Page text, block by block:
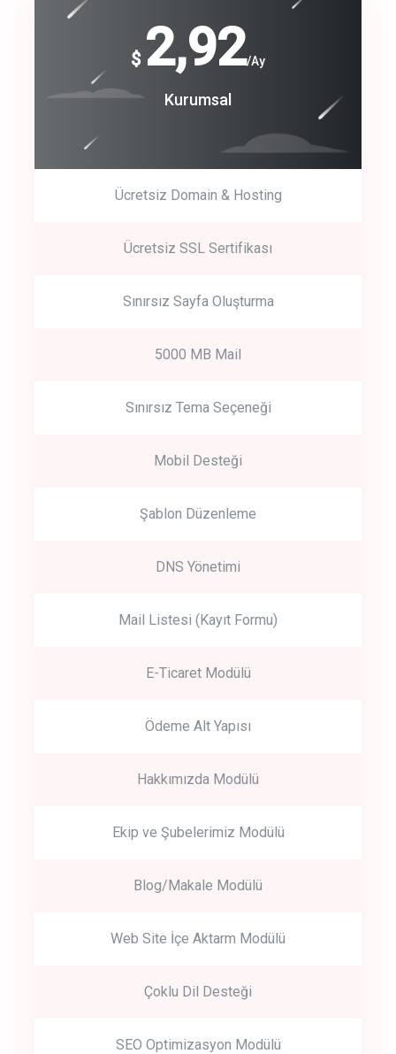
track energy costs
Get Started
Start by trying our service for 30 days free trial no credit card
$ 2,92/Ay
Kurumsal
Ücretsiz Domain & Hosting
Ücretsiz SSL Sertifikası
Sınırsız Sayfa Oluşturma
5000 MB Mail
Sınırsız Tema Seçeneği
Mobil Desteği
Şablon Düzenleme
DNS Yönetimi
Mail Listesi (Kayıt Formu)
E-Ticaret Modülü
Ödeme Alt Yapısı
Hakkımızda Modülü
Ekip ve Şubelerimiz Modülü
Blog/Makale Modülü
Web Site İçe Aktarm Modülü
Çoklu Dil Desteği
SEO Optimizasyon Modülü
$
240
Coroprate